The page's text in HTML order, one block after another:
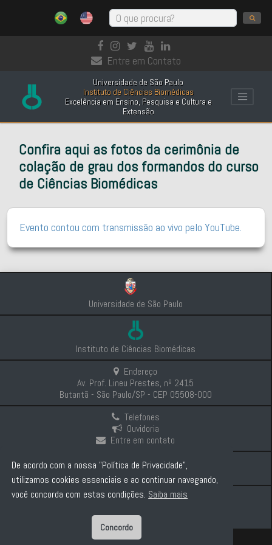
Entre em Contato
Universidade de São Paulo
Instituto de Ciências Biomédicas
Excelência em Ensino, Pesquisa e Cultura e
Extensão
Confira aqui as fotos da cerimônia de
colação de grau dos formandos do curso
de Ciências Biomédicas
Evento contou com transmissão ao vivo pelo YouTube.
Universidade de São Paulo
Instituto de Ciências Biomédicas
Endereço
Av. Prof. Lineu Prestes, nº 2415
Butantã - São Paulo/SP - CEP 05508-000
Telefones
Ouvidoria
Entre em contato
Intranet
Comunicação e Imprensa
Politica de Privacidade
Diretor: Prof. Dr. Carlos Pelleschi Taborda
De acordo com a nossa "Política de Privacidade",
utilizamos cookies essenciais e ao continuar navegando,
você concorda com estas condições. Saiba mais
Concordo